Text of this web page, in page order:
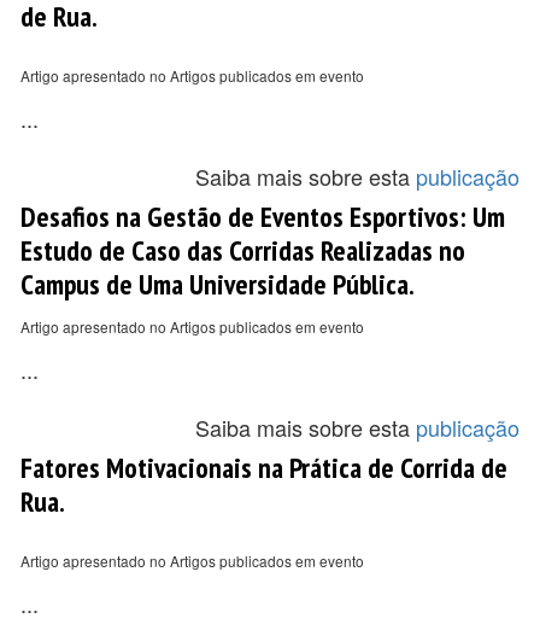
de Rua.
Artigo apresentado no Artigos publicados em evento
...
Saiba mais sobre esta publicação
Desafios na Gestão de Eventos Esportivos: Um
Estudo de Caso das Corridas Realizadas no
Campus de Uma Universidade Pública.
Artigo apresentado no Artigos publicados em evento
...
Saiba mais sobre esta publicação
Fatores Motivacionais na Prática de Corrida de
Rua.
Artigo apresentado no Artigos publicados em evento
...